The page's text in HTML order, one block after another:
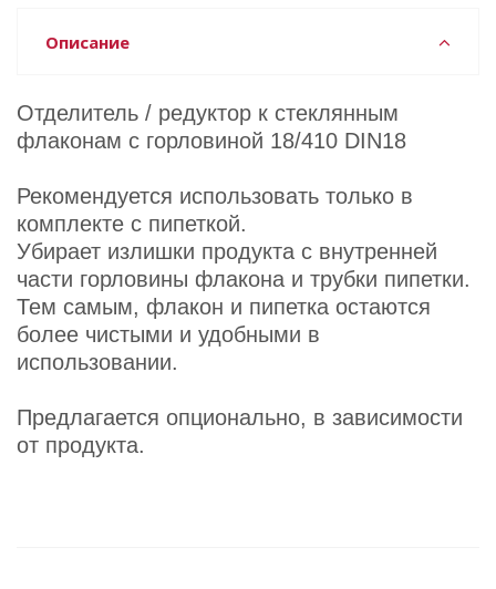
Описание
Отделитель / редуктор к стеклянным
флаконам с горловиной 18/410 DIN18
Рекомендуется использовать только в
комплекте с пипеткой.
Убирает излишки продукта с внутренней
части горловины флакона и трубки пипетки.
Тем самым, флакон и пипетка остаются
более чистыми и удобными в
использовании.
Предлагается опционально, в зависимости
от продукта.